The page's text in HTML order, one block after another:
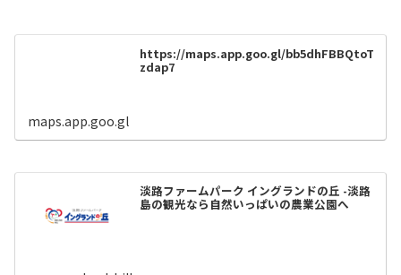
https://maps.app.goo.gl/bb5dhFBBQtoT
zdap7
maps.app.goo.gl
淡路ファームパーク イングランドの丘 -淡路
島の観光なら自然いっぱいの農業公園へ